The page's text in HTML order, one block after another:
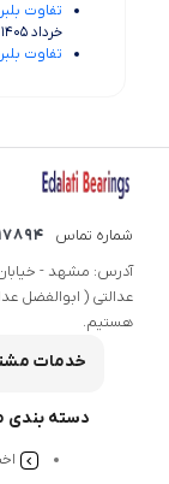
تفاوت
خرداد 1405
تفاوت
شماره تماس
37665347
هستیم.
خدمات
دسته بندی